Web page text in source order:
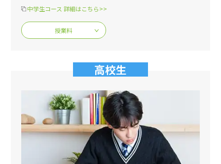
中学生コース 詳細はこちら>>
授業料
高校生